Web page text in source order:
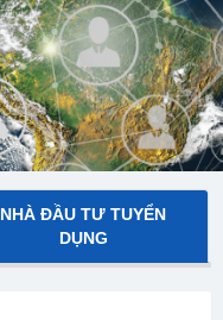
NHÀ ĐẦU TƯ TUYỂN
DỤNG